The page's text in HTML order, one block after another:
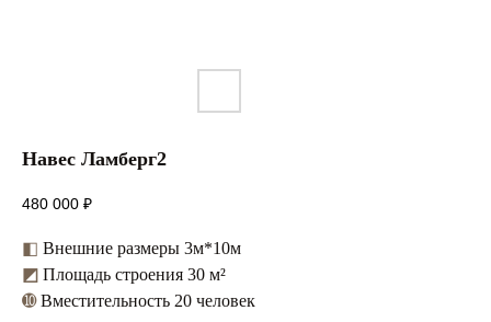
Навес Ламберг2
480 000 ₽
◧ Внешние размеры 3м*10м
◩ Площадь строения 30 м²
➓Вместительность 20 человек